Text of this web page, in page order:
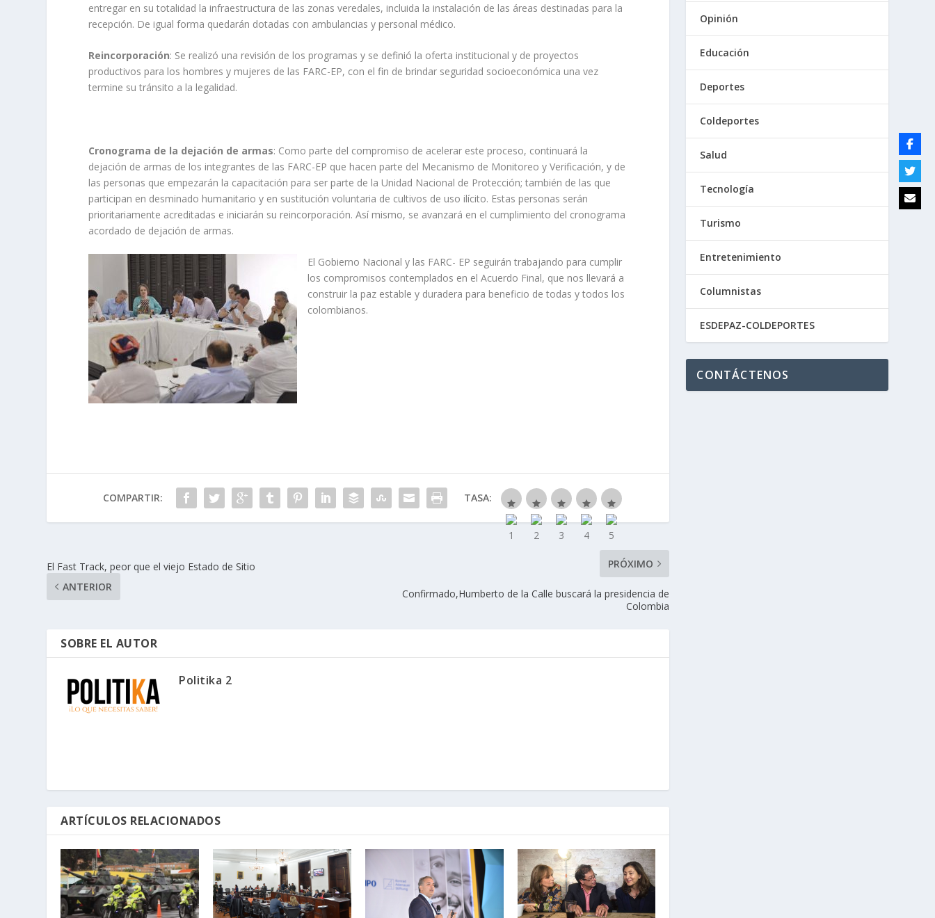
entregar en su totalidad la infraestructura de las zonas veredales, incluida la instalación de las áreas destinadas para la
recepción. De igual forma quedarán dotadas con ambulancias y personal médico.
Reincorporación: Se realizó una revisión de los programas y se definió la oferta institucional y de proyectos
productivos para los hombres y mujeres de las FARC-EP, con el fin de brindar seguridad socioeconómica una vez
termine su tránsito a la legalidad.
Cronograma de la dejación de armas: Como parte del compromiso de acelerar este proceso, continuará la
dejación de armas de los integrantes de las FARC-EP que hacen parte del Mecanismo de Monitoreo y Verificación, y de
las personas que empezarán la capacitación para ser parte de la Unidad Nacional de Protección; también de las que
participan en desminado humanitario y en sustitución voluntaria de cultivos de uso ilícito. Estas personas serán
prioritariamente acreditadas e iniciarán su reincorporación. Así mismo, se avanzará en el cumplimiento del cronograma
acordado de dejación de armas.
El Gobierno Nacional y las FARC- EP seguirán trabajando para cumplir
los compromisos contemplados en el Acuerdo Final, que nos llevará a
construir la paz estable y duradera para beneficio de todas y todos los
colombianos.
COMPARTIR: TASA:
El Fast Track, peor que el viejo Estado de Sitio
ANTERIOR
PRÓXIMO
Confirmado,Humberto de la Calle buscará la presidencia de
Colombia
SOBRE EL AUTOR
Politika 2
ARTÍCULOS RELACIONADOS
Opinión
Educación
Deportes
Coldeportes
Salud
Tecnología
Turismo
Entretenimiento
Columnistas
ESDEPAZ-COLDEPORTES
CONTÁCTENOS